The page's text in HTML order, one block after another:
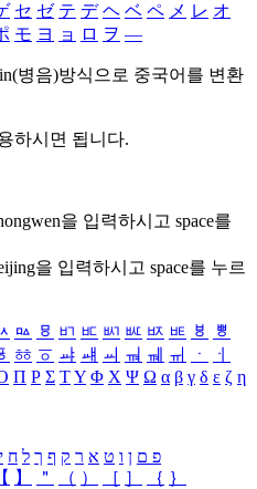
セ ゼ テ デ ヘ ベ ペ メ レ オ
モ ヨ ョ ロ ヲ ―
병음)방식으로 중국어를 변환
하시면 됩니다.
을 입력하시고 space를
을 입력하시고 space를 누르
ㅰ ㅱ ㅲ ㅳ ㅴ ㅵ ㅶ ㅷ ㅸ
ㅹ
ㆅ ㆆ ㆇ ㆈ ㆉ ㆊ ㆋ ㆌ ㆍ
ㆎ
Π Ρ Σ ΤΥ Φ Χ Ψ Ω α β γ δ ε ζ η
פ ם ן ו ט א ר ק ף ך ל ח י
【 】 ＂ （ ） ［ ］ ｛ ｝